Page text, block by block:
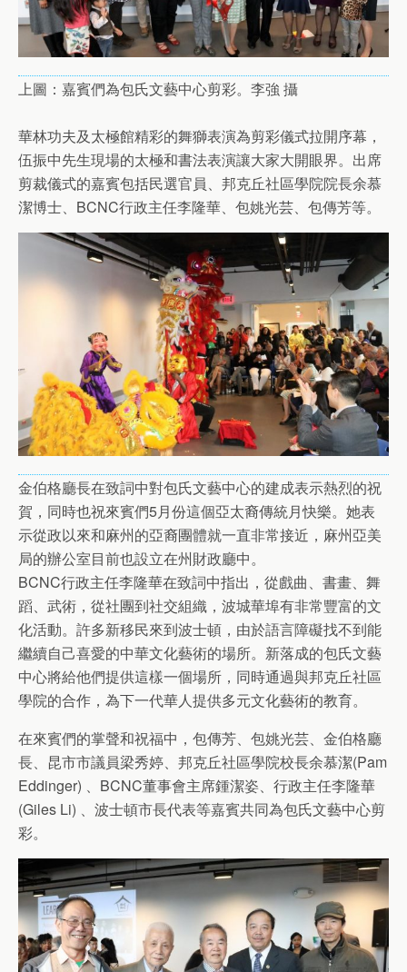
上圖：嘉賓們為包氏文藝中心剪彩。李強 攝
華林功夫及太極館精彩的舞獅表演為剪彩儀式拉開序幕，
伍振中先生現場的太極和書法表演讓大家大開眼界。出席
剪裁儀式的嘉賓包括民選官員、邦克丘社區學院院長余慕
潔博士、BCNC行政主任李隆華、包姚光芸、包傳芳等。
金伯格廳長在致詞中對包氏文藝中心的建成表示熱烈的祝
賀，同時也祝來賓們5月份這個亞太裔傳統月快樂。她表
示從政以來和麻州的亞裔團體就一直非常接近，麻州亞美
局的辦公室目前也設立在州財政廳中。
BCNC行政主任李隆華在致詞中指出，從戲曲、書畫、舞
蹈、武術，從社團到社交組織，波城華埠有非常豐富的文
化活動。許多新移民來到波士頓，由於語言障礙找不到能
繼續自己喜愛的中華文化藝術的場所。新落成的包氏文藝
中心將給他們提供這樣一個場所，同時通過與邦克丘社區
學院的合作，為下一代華人提供多元文化藝術的教育。
在來賓們的掌聲和祝福中，包傳芳、包姚光芸、金伯格廳
長、昆市市議員梁秀婷、邦克丘社區學院校長余慕潔(Pam
Eddinger) 、BCNC董事會主席鍾潔姿、行政主任李隆華
(Giles Li) 、波士頓市長代表等嘉賓共同為包氏文藝中心剪
彩。